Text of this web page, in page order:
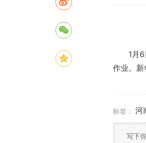
1月6日
作业。
标签： 河